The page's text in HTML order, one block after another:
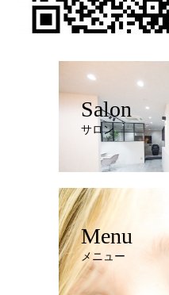
Salon
サロン
Menu
メニュー